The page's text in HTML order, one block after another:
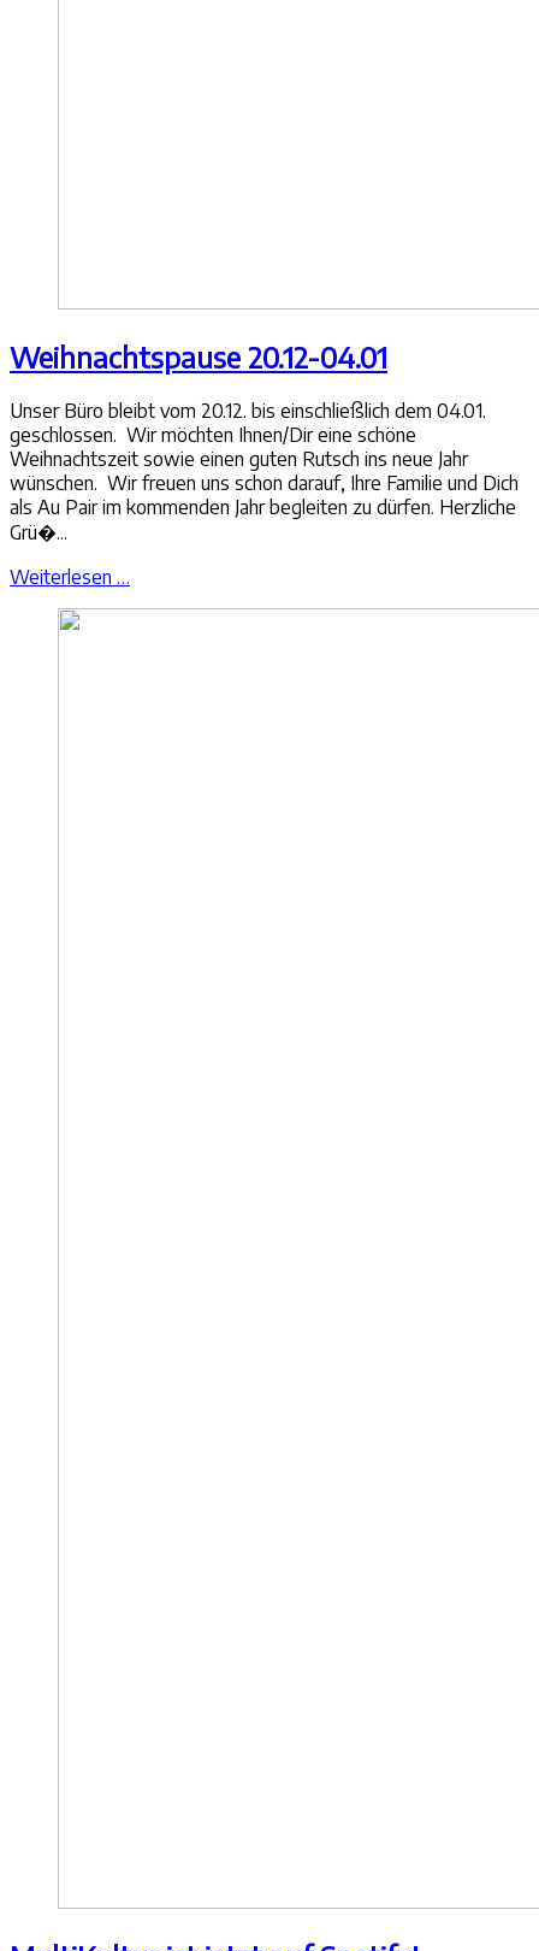
Weihnachtspause 20.12-04.01
Unser Büro bleibt vom 20.12. bis einschließlich dem 04.01.
geschlossen. Wir möchten Ihnen/Dir eine schöne
Weihnachtszeit sowie einen guten Rutsch ins neue Jahr
wünschen. Wir freuen uns schon darauf, Ihre Familie und Dich
als Au Pair im kommenden Jahr begleiten zu dürfen. Herzliche
Grü�...
Weiterlesen …